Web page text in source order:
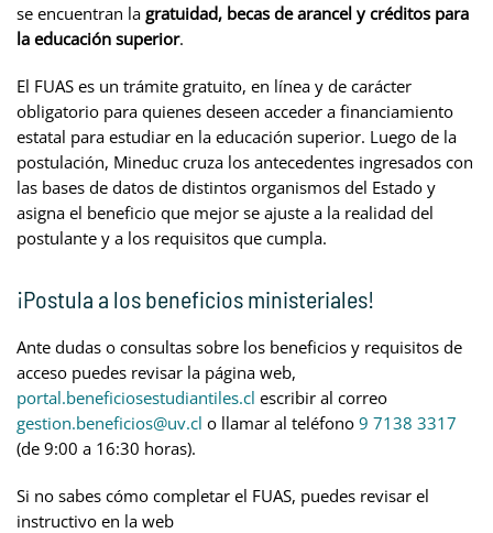
se encuentran la gratuidad, becas de arancel y créditos para
la educación superior.
El FUAS es un trámite gratuito, en línea y de carácter
obligatorio para quienes deseen acceder a financiamiento
estatal para estudiar en la educación superior. Luego de la
postulación, Mineduc cruza los antecedentes ingresados con
las bases de datos de distintos organismos del Estado y
asigna el beneficio que mejor se ajuste a la realidad del
postulante y a los requisitos que cumpla.
¡Postula a los beneficios ministeriales!
Ante dudas o consultas sobre los beneficios y requisitos de
acceso puedes revisar la página web,
portal.beneficiosestudiantiles.cl escribir al correo
gestion.beneficios@uv.cl o llamar al teléfono 9 7138 3317
(de 9:00 a 16:30 horas).
Si no sabes cómo completar el FUAS, puedes revisar el
instructivo en la web